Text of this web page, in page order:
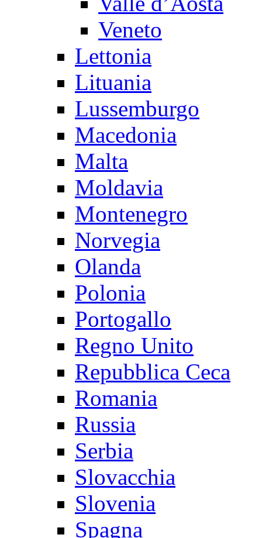
Veneto
Lettonia
Lituania
Lussemburgo
Macedonia
Malta
Moldavia
Montenegro
Norvegia
Olanda
Polonia
Portogallo
Regno Unito
Repubblica Ceca
Romania
Russia
Serbia
Slovacchia
Slovenia
Spagna